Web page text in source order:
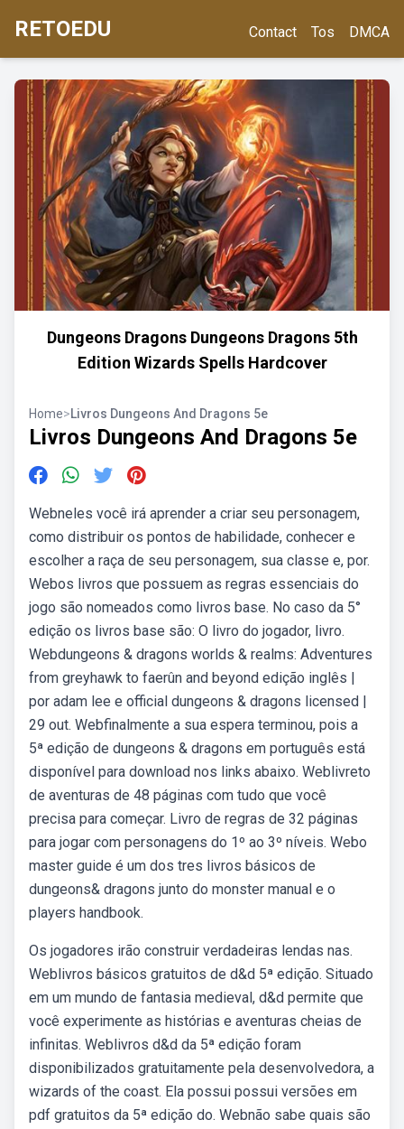
RETOEDU Contact Tos DMCA
Dungeons Dragons Dungeons Dragons 5th
Edition Wizards Spells Hardcover
Home>Livros Dungeons And Dragons 5e
Livros Dungeons And Dragons 5e
Webneles você irá aprender a criar seu personagem,
como distribuir os pontos de habilidade, conhecer e
escolher a raça de seu personagem, sua classe e, por.
Webos livros que possuem as regras essenciais do
jogo são nomeados como livros base. No caso da 5°
edição os livros base são: O livro do jogador, livro.
Webdungeons & dragons worlds & realms: Adventures
from greyhawk to faerûn and beyond edição inglês |
por adam lee e official dungeons & dragons licensed |
29 out. Webfinalmente a sua espera terminou, pois a
5ª edição de dungeons & dragons em português está
disponível para download nos links abaixo. Weblivreto
de aventuras de 48 páginas com tudo que você
precisa para começar. Livro de regras de 32 páginas
para jogar com personagens do 1º ao 3º níveis. Webo
master guide é um dos tres livros básicos de
dungeons& dragons junto do monster manual e o
players handbook.
Os jogadores irão construir verdadeiras lendas nas.
Weblivros básicos gratuitos de d&d 5ª edição. Situado
em um mundo de fantasia medieval, d&d permite que
você experimente as histórias e aventuras cheias de
infinitas. Weblivros d&d da 5ª edição foram
disponibilizados gratuitamente pela desenvolvedora, a
wizards of the coast. Ela possui possui versões em
pdf gratuitos da 5ª edição do. Webnão sabe quais são